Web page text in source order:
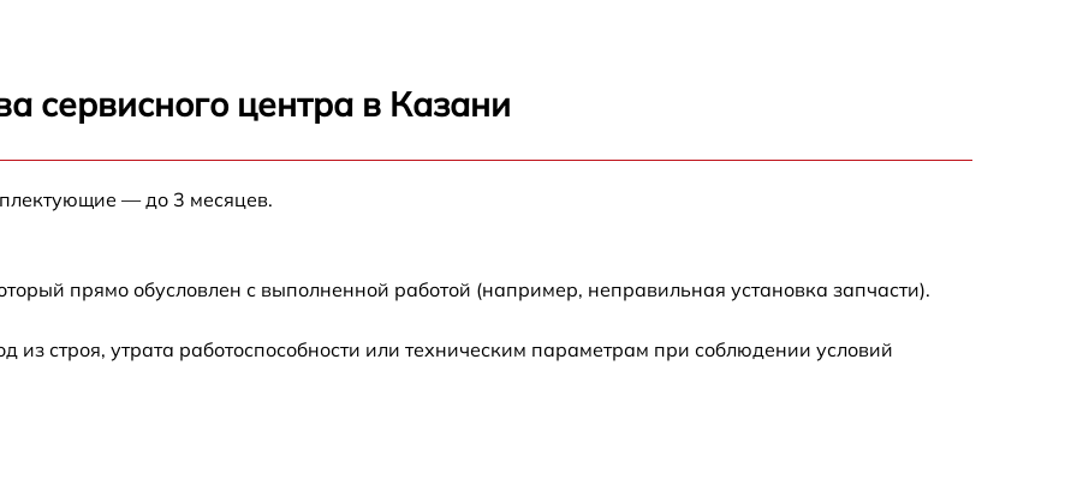
от 60 мин
сервисного центра в Казани
— до 3 месяцев.
прямо обусловлен с выполненной работой (например, неправильная установка запчасти).
строя, утрата работоспособности или техническим параметрам при соблюдении условий